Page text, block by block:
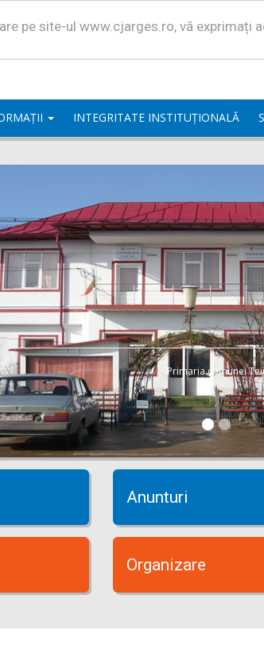
pe site-ul www.cjarges.ro, vă exprimați
INTEGRITATE INSTITUȚIONALĂ
Primaria comunei
Anunturi
Organizare